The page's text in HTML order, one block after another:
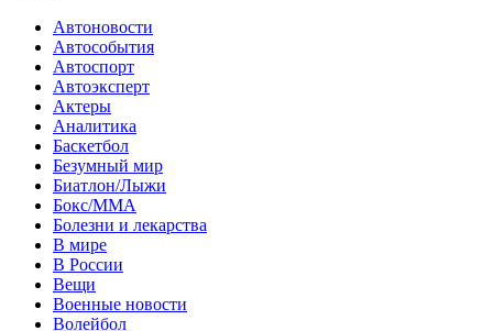
Автоновости
Автособытия
Автоспорт
Автоэксперт
Актеры
Аналитика
Баскетбол
Безумный мир
Биатлон/Лыжи
Бокс/MMA
Болезни и лекарства
В мире
В России
Вещи
Военные новости
Волейбол